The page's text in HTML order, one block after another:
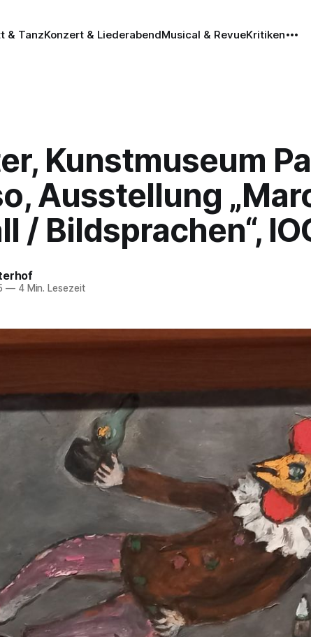
& TanzKonzert & LiederabendMusical & RevueKritiken
Kunstmuseum
Ausstellung
/ Bildsprachen“,
—4 Min. Lesezeit